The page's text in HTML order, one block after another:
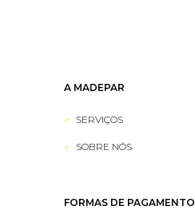
A MADEPAR
SERVIÇOS
SOBRE NÓS
FORMAS DE PAGAMENTO